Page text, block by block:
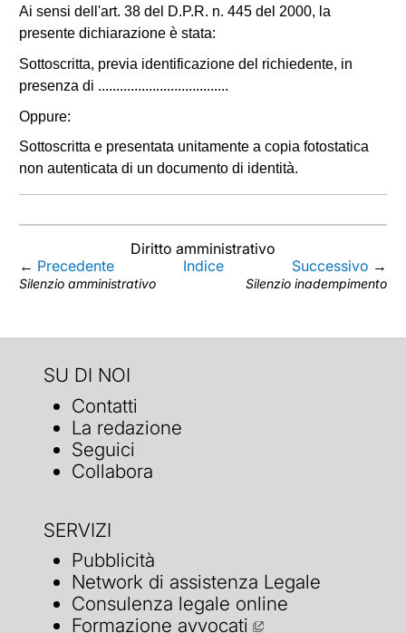
Ai sensi dell'art. 38 del D.P.R. n. 445 del 2000, la
presente dichiarazione è stata:
Sottoscritta, previa identificazione del richiedente, in
presenza di ....................................
Oppure:
Sottoscritta e presentata unitamente a copia fotostatica
non autenticata di un documento di identità.
Diritto amministrativo
← Precedente
Silenzio amministrativo
Indice Successivo →
Silenzio inadempimento
SU DI NOI
Contatti
La redazione
Seguici
Collabora
SERVIZI
Pubblicità
Network di assistenza Legale
Consulenza legale online
Formazione avvocati